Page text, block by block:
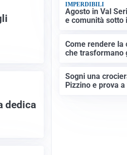
dedica
IMPERDIBILI
Agosto in Val
e comunità sotto
Come rendere la
che trasformano
Sogni una
Pizzino e prova